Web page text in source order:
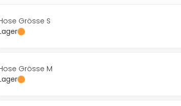
Grösse S
Grösse M